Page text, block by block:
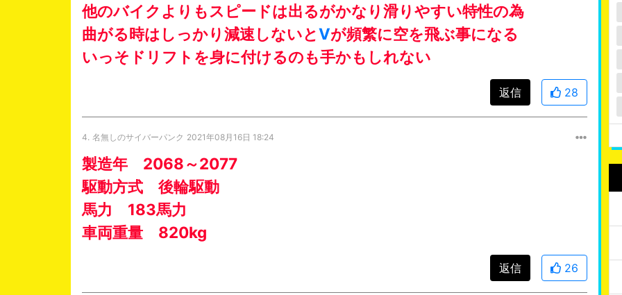
他のバイクよりもスピードは出るがかなり滑りやすい特性の為
曲がる時はしっかり減速しないとVが頻繁に空を飛ぶ事になる
いっそドリフトを身に付けるのも手かもしれない
返信 28
4. 名無しのサイバーパンク 2021年08月16日 18:24
製造年 2068～2077
駆動方式 後輪駆動
馬力 183馬力
車両重量 820kg
返信 26